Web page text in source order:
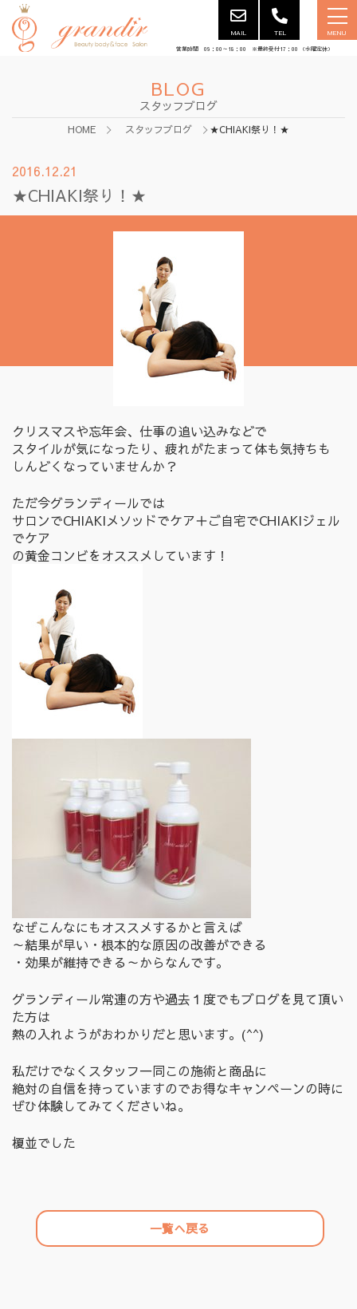
MAIL TEL MENU
営業時間 09：00～18：00 ※最終受付17：00 （水曜定休）
BLOG
スタッフブログ
HOME スタッフブログ ★CHIAKI祭り！★
2016.12.21
★CHIAKI祭り！★
クリスマスや忘年会、仕事の追い込みなどで
スタイルが気になったり、疲れがたまって体も気持ちも
しんどくなっていませんか？
ただ今グランディールでは
サロンでCHIAKIメソッドでケア＋ご自宅でCHIAKIジェル
でケア
の黄金コンビをオススメしています！
なぜこんなにもオススメするかと言えば
～結果が早い・根本的な原因の改善ができる
・効果が維持できる～からなんです。
グランディール常連の方や過去１度でもブログを見て頂い
た方は
熱の入れようがおわかりだと思います。(^^)
私だけでなくスタッフ一同この施術と商品に
絶対の自信を持っていますのでお得なキャンペーンの時に
ぜひ体験してみてくださいね。
榎並でした
一覧へ戻る